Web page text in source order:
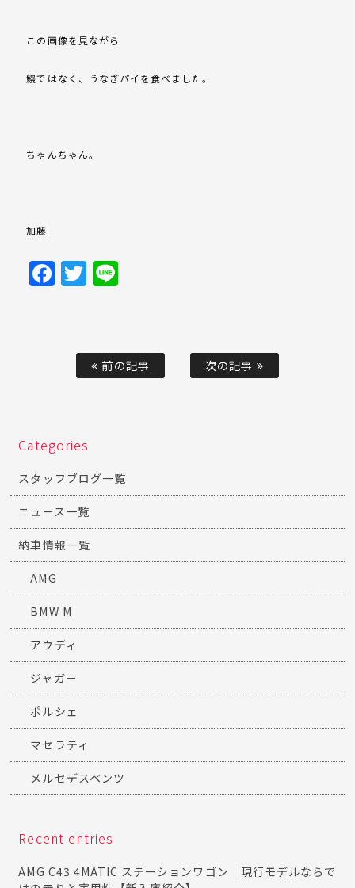
この画像を見ながら
鰻ではなく、うなぎパイを食べました。
ちゃんちゃん。
加藤
Facebook
Twitter
前の記事 次の記事
Categories
スタッフブログ一覧
ニュース一覧
納車情報一覧
AMG
BMW M
アウディ
ジャガー
ポルシェ
マセラティ
メルセデスベンツ
Recent entries
AMG C43 4MATIC ステーションワゴン｜現行モデルならで